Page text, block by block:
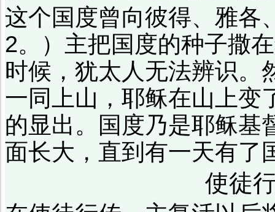
这个国度曾向彼得、雅各
2。）主把国度的种子撒
时候，犹太人无法辨识。
一同上山，耶稣在山上变
的显出。国度乃是耶稣基
面长大，直到有一天有了
使徒